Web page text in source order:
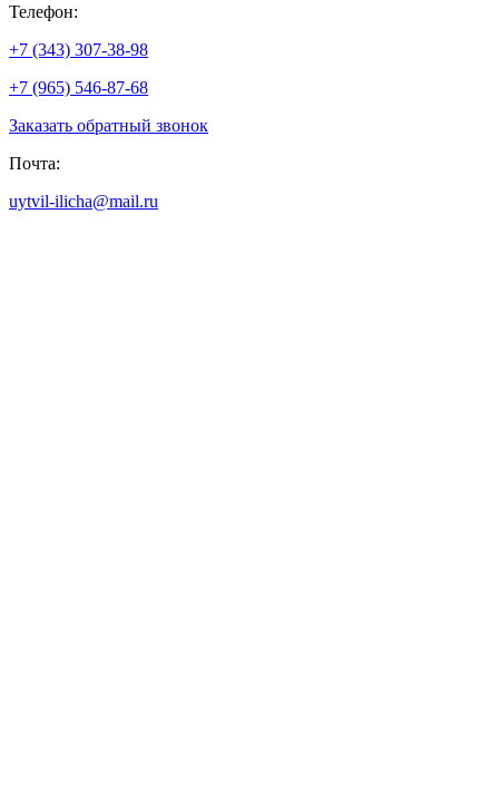
Телефон:
+7 (343) 307-38-98
+7 (965) 546-87-68
Заказать обратный звонок
Почта:
uytvil-ilicha@mail.ru